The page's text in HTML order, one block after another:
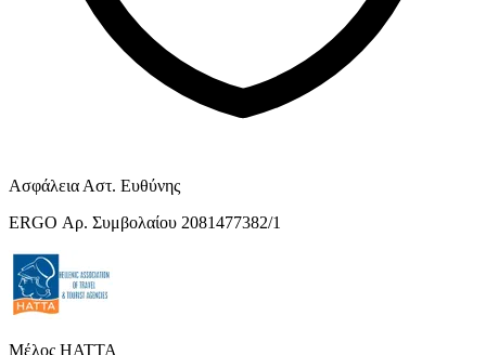
Ασφάλεια Αστ. Ευθύνης
ERGO Αρ. Συμβολαίου 2081477382/1
Μέλος HATTA